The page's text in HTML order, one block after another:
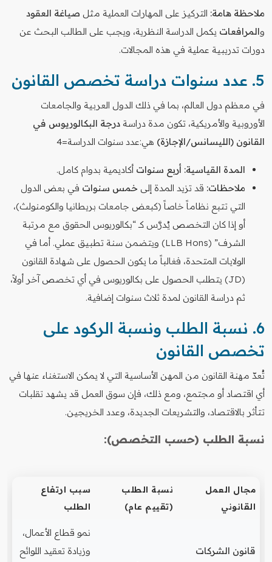
ملاحظة هامة: التركيز على المهارات العملية مثل صياغة العقود
والمرافعات يكمل الدراسة النظرية، ويجب على الطالب البحث عن
دورات تدريبية عملية في هذه المجالات.
5. عدد سنوات دراسة تخصص القانون
في معظم دول العالم، بما في ذلك الدول العربية والجامعات
الأوروبية والأمريكية، تكون مدة دراسة درجة البكالوريوس في
القانون (الليسانس/الإجازة) هي:عدد سنوات الدراسة=4
المدة القياسية: أربع سنوات أكاديمية بدوام كامل.
ملاحظات: قد تزيد المدة إلى خمس سنوات في بعض الدول
التي تتبع نظاماً خاصاً (كبعض جامعات بريطانيا والكومنولث)،
أو إذا كان التخصص يُدرَّس كـ “بكالوريوس الحقوق مع مرتبة
الشرف” (LLB Hons) ويتضمن سنة تطبيق عملي. أما في
الولايات المتحدة، فغالباً ما يكون الحصول على شهادة القانون
(JD) يتطلب الحصول على بكالوريوس في أي تخصص آخر أولاً،
ثم دراسة القانون لمدة ثلاث سنوات إضافية.
6. نسبة الطلب ونسبة الركود على
تخصص القانون
تُعدّ مهنة القانون من المهن الأساسية التي لا يمكن الاستغناء عنها في
أي اقتصاد أو مجتمع، ومع ذلك، فإن سوق العمل قد يشهد تقلبات
تتأثر بالاقتصاد، والتشريعات الجديدة، وعدد الخريجين.
نسبة الطلب (حسب التخصص):
مجال العمل
القانوني
نسبة الطلب
(تقييم عام)
سبب ارتفاع
الطلب
قانون الشركات
نمو قطاع الأعمال،
وزيادة تعقيد اللوائح